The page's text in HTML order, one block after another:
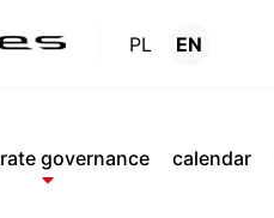
PL EN
governance calendar
.